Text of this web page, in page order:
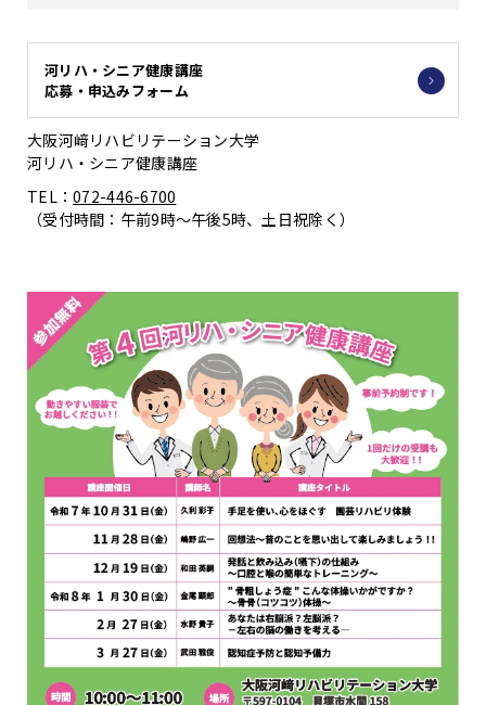
河リハ・シニア健康講座
応募・申込みフォーム
大阪河﨑リハビリテーション大学
河リハ・シニア健康講座
TEL：072-446-6700
（受付時間：午前9時～午後5時、土日祝除く）